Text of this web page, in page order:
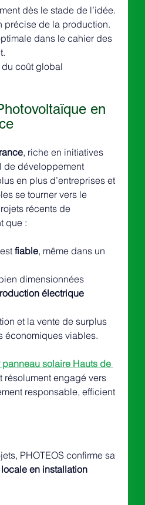
dès le stade de l’idée.
précise de la production.
dans le cahier des
coût global
en
, riche en initiatives
de développement
en plus d’entreprises et
se tourner vers le
récents de
que :
fiable, même dans un
dimensionnées
électrique
et la vente de surplus
économiques viables.
panneau solaire Hauts de
résolument engagé vers
responsable, efficient
PHOTEOS confirme sa
en installation